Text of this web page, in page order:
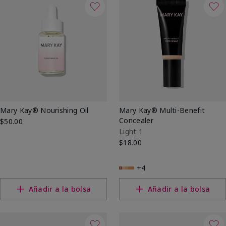
Mary Kay® Nourishing Oil
$50.00
Añadir a la bolsa
Mary Kay® Multi-Benefit
Concealer
Light 1
$18.00
+4
Añadir a la bolsa